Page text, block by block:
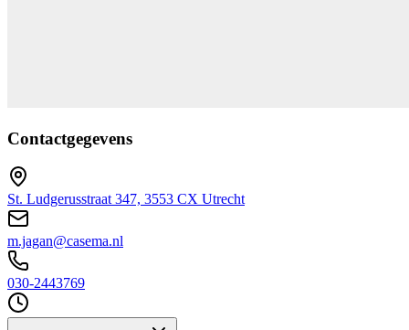
Contactgegevens
St. Ludgerusstraat 347, 3553 CX Utrecht
m.jagan@casema.nl
030-2443769